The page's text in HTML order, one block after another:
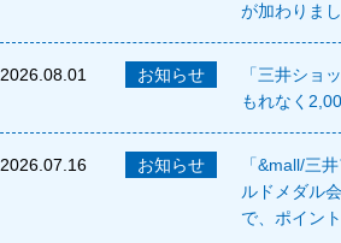
が加わりま
2026.08.01 お知らせ
「三井ショ
もれなく
2026.07.16 お知らせ
「&mall/三
ルドメダル
で、ポイン